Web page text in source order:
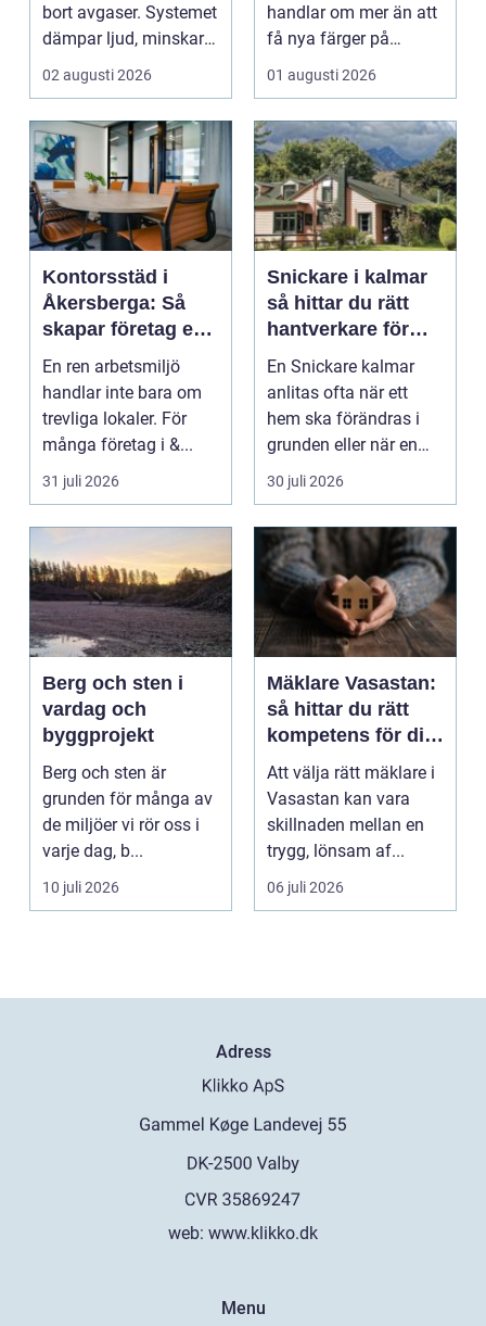
bort avgaser. Systemet
dämpar ljud, minskar
...
02 augusti 2026
handlar om mer än att
få nya färger på
väggarna. En kunnig
hantve...
01 augusti 2026
Kontorsstäd i
Åkersberga: Så
skapar företag en
ren, trygg och
effektiv
arbetsplats
En ren arbetsmiljö
handlar inte bara om
trevliga lokaler. För
många företag i &...
31 juli 2026
Snickare i kalmar
så hittar du rätt
hantverkare för
ditt byggprojekt
En Snickare kalmar
anlitas ofta när ett
hem ska förändras i
grunden eller när en
detalj äntligen sk...
30 juli 2026
Berg och sten i
vardag och
byggprojekt
Berg och sten är
grunden för många av
de miljöer vi rör oss i
varje dag, b...
10 juli 2026
Mäklare Vasastan:
så hittar du rätt
kompetens för din
bostadsaffär
Att välja rätt mäklare i
Vasastan kan vara
skillnaden mellan en
trygg, lönsam af...
06 juli 2026
Adress
web: www.klikko.dk
Menu